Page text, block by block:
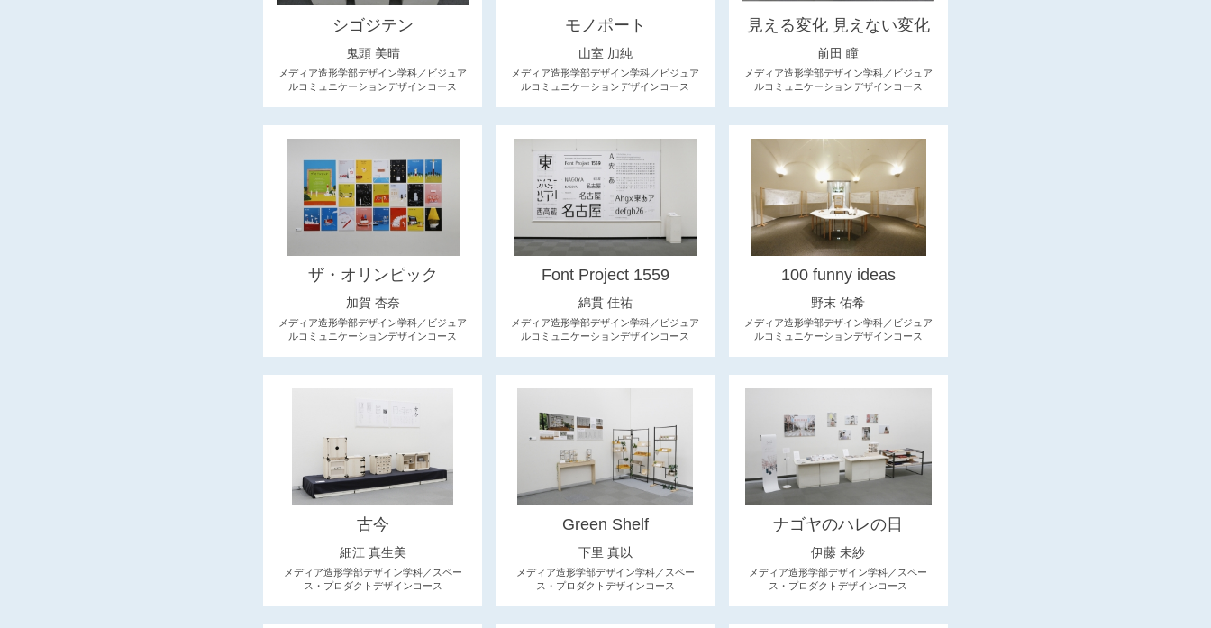
シゴジテン
鬼頭 美晴
メディア造形学部デザイン学科／ビジュア
ルコミュニケーションデザインコース
モノポート
山室 加純
メディア造形学部デザイン学科／ビジュア
ルコミュニケーションデザインコース
見える変化 見えない変化
前田 瞳
メディア造形学部デザイン学科／ビジュア
ルコミュニケーションデザインコース
ザ・オリンピック
加賀 杏奈
メディア造形学部デザイン学科／ビジュア
ルコミュニケーションデザインコース
Font Project 1559
綿貫 佳祐
メディア造形学部デザイン学科／ビジュア
ルコミュニケーションデザインコース
100 funny ideas
野末 佑希
メディア造形学部デザイン学科／ビジュア
ルコミュニケーションデザインコース
古今
細江 真生美
メディア造形学部デザイン学科／スペー
ス・プロダクトデザインコース
Green Shelf
下里 真以
メディア造形学部デザイン学科／スペー
ス・プロダクトデザインコース
ナゴヤのハレの日
伊藤 未紗
メディア造形学部デザイン学科／スペー
ス・プロダクトデザインコース